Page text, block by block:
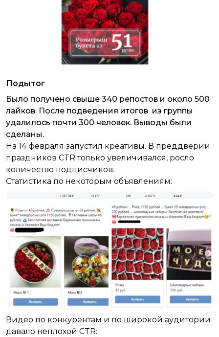
Подытог
Было получено свыше 340 репостов и около 500
лайков. После подведения итогов из группы
удалилось почти 300 человек. Выводы были
сделаны.
На 14 февраля запустил креативы. В преддверии
праздников CTR только увеличивался, росло
количество подписчиков.
Статистика по некоторым объявлениям:
Видео по конкурентам и по широкой аудитории
давало неплохой CTR: